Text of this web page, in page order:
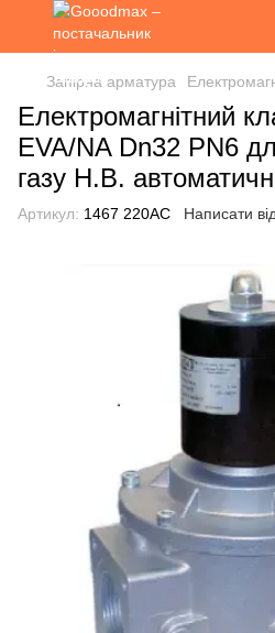
Запірна арматура
Електромагнітний
EVA/NA Dn32 PN6
газу Н.В.
Артикул: 1467 220AC Написати